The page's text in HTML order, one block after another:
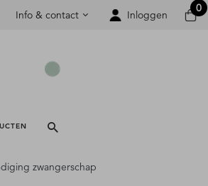
Info & contact Inloggen
0
zwangerschap